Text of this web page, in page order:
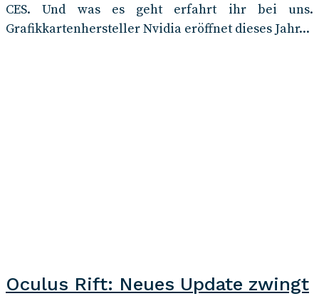
CES. Und was es geht erfahrt ihr bei uns.
Grafikkartenhersteller Nvidia eröffnet dieses Jahr...
Oculus Rift: Neues Update zwingt